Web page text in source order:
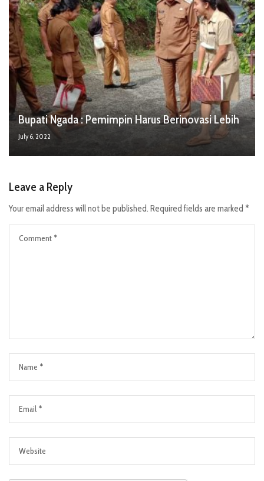
Bupati Ngada : Pemimpin Harus Berinovasi Lebih
July 6, 2022
Leave a Reply
Your email address will not be published. Required fields are marked *